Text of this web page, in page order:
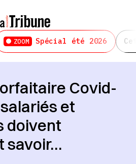
ZOOM Spécial été 2026
Covid-
et
doivent
savoir…